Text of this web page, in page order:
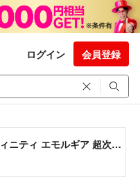
ログイン 会員登録
新品☆ギャバン インフィニティ エモルギア 超次元エモルギー 2種 玩具